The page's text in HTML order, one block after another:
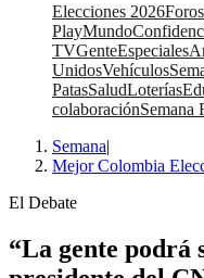
Elecciones 2026
PlayMundo
TVGenteEspeciales
UnidosVehículos
PatasSaludLoterías
colaboraciónSemana
Semana|
Mejor Colombia
El Debate
“La gente podrá